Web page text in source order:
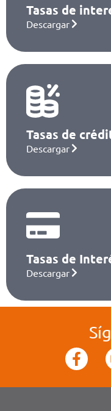
Tasas de
Descargar
Tasas de
Descargar
Tasas de
Descargar